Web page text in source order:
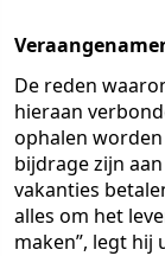
De reden
hieraan
ophalen
bijdrage zijn
vakanties
alles om het
maken”, legt hij